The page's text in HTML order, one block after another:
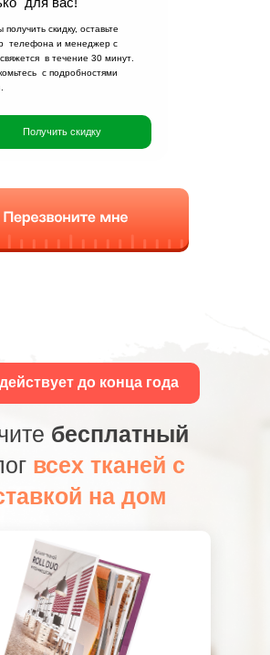
Получить скидку
получить скидку, оставьте
телефона и менеджер с
в течение 30 минут
с подробностями
приедут в
для вас время
установку
до конца года
бесплатный
всех тканей с
на дом